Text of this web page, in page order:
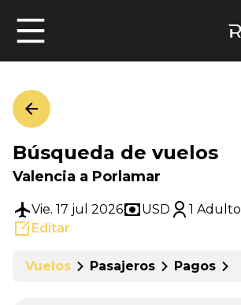
Búsqueda de vuelos
Valencia a Porlamar
Vie. 17 jul 2026 USD 1 Adulto
Editar
Vuelos Pasajeros Pagos